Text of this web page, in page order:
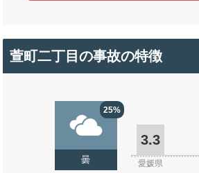
萱町二丁目の事故の特徴
25%
曇
3.3
愛媛県